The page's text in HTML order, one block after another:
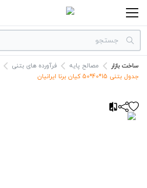
دسته بندی‌ها
ساخت بازار مصالح پایه فرآورده های بتنی
جدول بتنی 15*40*50 کیان برنا ایرانیان